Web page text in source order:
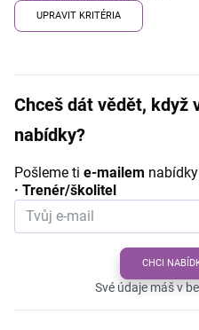
UPRAVIT KRITÉRIA
Chceš dát vědět, když
nabídky?
Pošleme ti e-mailem
· Trenér/školitel
CHCI
Své údaje máš v